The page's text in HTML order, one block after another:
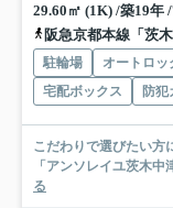
29.60㎡ (1K) /築19年
阪急京都本線「茨
駐輪場 オートロッ
宅配ボックス
防犯
こだわりで選びたい方
「アンソレイユ茨木
る